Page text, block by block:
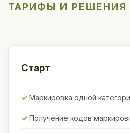
ТАРИФЫ И РЕШЕНИЯ
Старт
Маркировка одной
Получение кодов